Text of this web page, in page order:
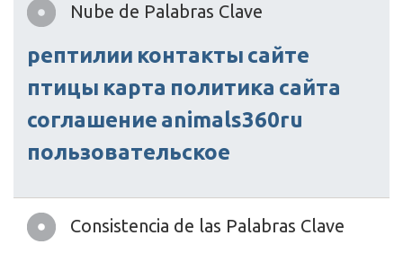
Nube de Palabras Clave
рептилии контакты сайте
птицы карта политика сайта
соглашение animals360ru
пользовательское
Consistencia de las Palabras Clave